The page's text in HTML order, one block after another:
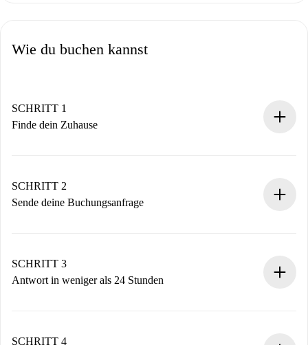
Wie du buchen kannst
SCHRITT 1
Finde dein Zuhause
Du erhältst alle notwendigen Informationen im Voraus.
SCHRITT 2
Sende deine Buchungsanfrage
Denk daran, dass wir dich erst belasten, wenn der
Vermieter zustimmt.
SCHRITT 3
Antwort in weniger als 24 Stunden
stellen den Kontakt her.
SCHRITT 4